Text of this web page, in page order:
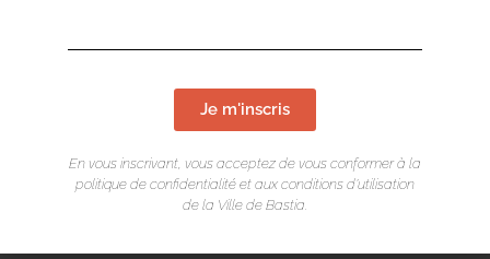
LIEU DE L'ÉVÉNEMENT
Place du Théatre
Je m'inscris
En vous inscrivant, vous acceptez de vous conformer à la
politique de confidentialité et aux conditions d’utilisation
de la Ville de Bastia.